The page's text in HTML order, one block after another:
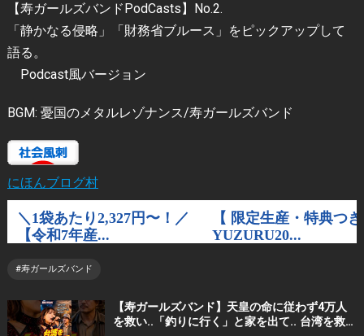
【寿ガールズバンドPodCasts】No.2.
「静かなる侵略」「財務省ブルース」をピックアップして
語る。
Podcast風バージョン
BGM: 憂国のメタルレゾナンス/寿ガールズバンド
にほんブログ村
#寿ガールズバンド
【寿ガールズバンド】天皇の命に従わず4万人
を救い..「釣りに行く」と家を出て.. 台湾を救っ